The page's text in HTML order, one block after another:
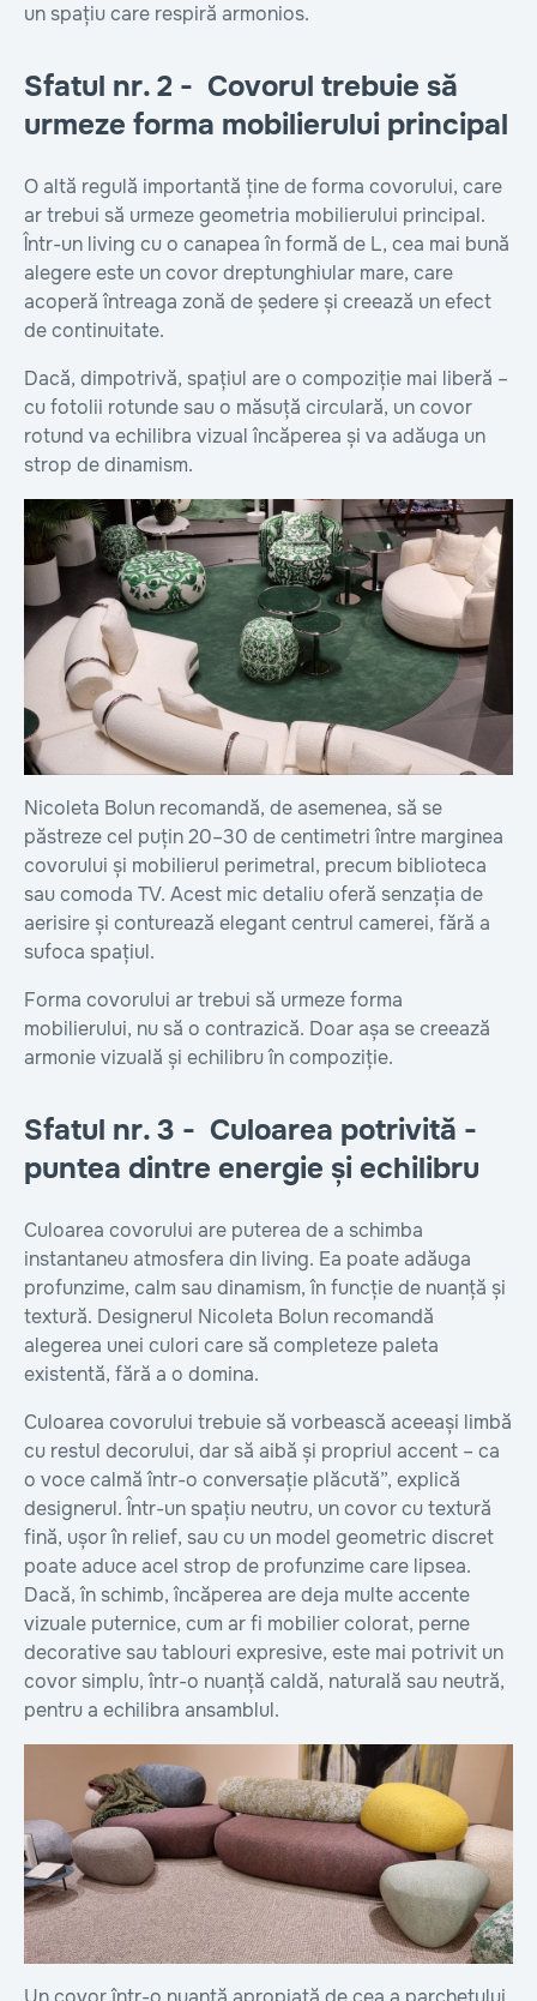
un spațiu care respiră armonios.
Sfatul nr. 2 - Covorul trebuie să
urmeze forma mobilierului principal
O altă regulă importantă ține de forma covorului, care
ar trebui să urmeze geometria mobilierului principal.
Într-un living cu o canapea în formă de L, cea mai bună
alegere este un covor dreptunghiular mare, care
acoperă întreaga zonă de ședere și creează un efect
de continuitate.
Dacă, dimpotrivă, spațiul are o compoziție mai liberă –
cu fotolii rotunde sau o măsuță circulară, un covor
rotund va echilibra vizual încăperea și va adăuga un
strop de dinamism.
Nicoleta Bolun recomandă, de asemenea, să se
păstreze cel puțin 20–30 de centimetri între marginea
covorului și mobilierul perimetral, precum biblioteca
sau comoda TV. Acest mic detaliu oferă senzația de
aerisire și conturează elegant centrul camerei, fără a
sufoca spațiul.
Forma covorului ar trebui să urmeze forma
mobilierului, nu să o contrazică. Doar așa se creează
armonie vizuală și echilibru în compoziție.
Sfatul nr. 3 - Culoarea potrivită -
puntea dintre energie și echilibru
Culoarea covorului are puterea de a schimba
instantaneu atmosfera din living. Ea poate adăuga
profunzime, calm sau dinamism, în funcție de nuanță și
textură. Designerul Nicoleta Bolun recomandă
alegerea unei culori care să completeze paleta
existentă, fără a o domina.
Culoarea covorului trebuie să vorbească aceeași limbă
cu restul decorului, dar să aibă și propriul accent – ca
o voce calmă într-o conversație plăcută”, explică
designerul. Într-un spațiu neutru, un covor cu textură
fină, ușor în relief, sau cu un model geometric discret
poate aduce acel strop de profunzime care lipsea.
Dacă, în schimb, încăperea are deja multe accente
vizuale puternice, cum ar fi mobilier colorat, perne
decorative sau tablouri expresive, este mai potrivit un
covor simplu, într-o nuanță caldă, naturală sau neutră,
pentru a echilibra ansamblul.